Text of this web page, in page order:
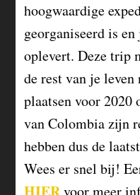
hoogwaardige
georganiseerd is
oplevert. Deze trip
de rest van je
plaatsen voor 2020
van Colombia zijn
hebben dus de
Wees er snel bij!